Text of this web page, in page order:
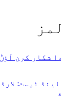
شکار کرن
ٹیسٹ: